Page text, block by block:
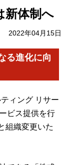
新体制へ
2022年04月15日
る進化に向
ィング リサー
ビス提供を行
組織変更いた